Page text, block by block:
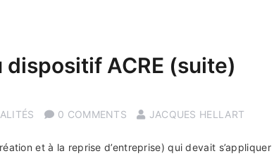
ACRE (suite)
0 COMMENTS JACQUES HELLART
et à la reprise d’entreprise) qui devait